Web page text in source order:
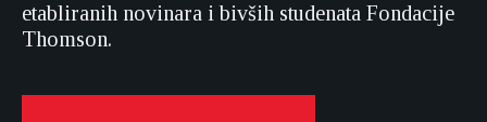
etabliranih novinara i bivših studenata Fondacije
Thomson.